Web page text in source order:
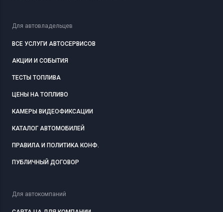
Для автовладельцев
ВСЕ УСЛУГИ АВТОСЕРВИСОВ
АКЦИИ И СОБЫТИЯ
ТЕСТЫ ТОПЛИВА
ЦЕНЫ НА ТОПЛИВО
КАМЕРЫ ВИДЕОФИКСАЦИИ
КАТАЛОГ АВТОМОБИЛЕЙ
ПРАВИЛА И ПОЛИТИКА КОНФ.
ПУБЛИЧНЫЙ ДОГОВОР
Для автокомпаний